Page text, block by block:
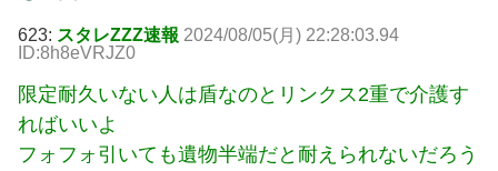
623: スタレZZZ速報 2024/08/05(月) 22:28:03.94
ID:8h8eVRJZ0
限定耐久いない人は盾なのとリンクス2重で介護す
ればいいよ
フォフォ引いても遺物半端だと耐えられないだろう